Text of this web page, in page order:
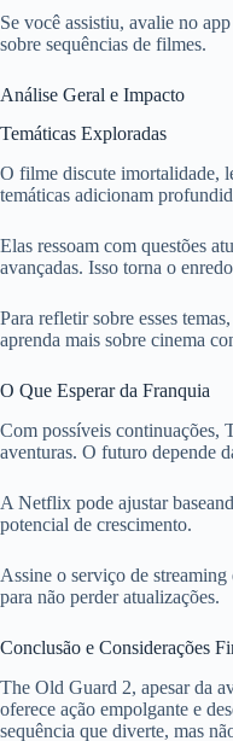
Se você assistiu, avalie no
sobre sequências de filmes.
Análise Geral e Impacto
Temáticas Exploradas
O filme discute imortalidade,
temáticas adicionam
Elas ressoam com questões
avançadas. Isso torna o
Para refletir sobre esses
aprenda mais sobre cinema
O Que Esperar da Franquia
Com possíveis continuações,
aventuras. O futuro depende
A Netflix pode ajustar
potencial de crescimento.
Assine o serviço de
para não perder atualizações.
Conclusão e Considerações
The Old Guard 2, apesar da
oferece ação empolgante e
sequência que diverte, mas